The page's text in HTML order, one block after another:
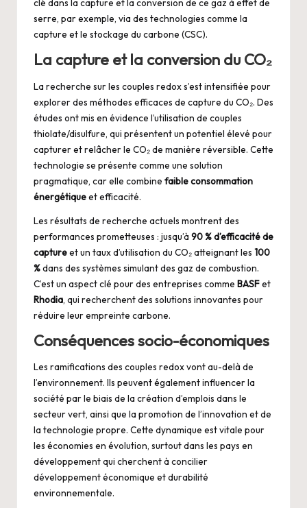
clé dans la capture et la conversion de ce gaz à effet de
serre, par exemple, via des technologies comme la
capture et le stockage du carbone (CSC).
La capture et la conversion du CO₂
La recherche sur les couples redox s’est intensifiée pour
explorer des méthodes efficaces de capture du CO₂. Des
études ont mis en évidence l’utilisation de couples
thiolate/disulfure, qui présentent un potentiel élevé pour
capturer et relâcher le CO₂ de manière réversible. Cette
technologie se présente comme une solution
pragmatique, car elle combine faible consommation
énergétiqueet efficacité.
Les résultats de recherche actuels montrent des
performances prometteuses : jusqu’à 90 % d’efficacité de
captureet un taux d’utilisation du CO₂ atteignant les 100
%dans des systèmes simulant des gaz de combustion.
C’est un aspect clé pour des entreprises comme BASFet
Rhodia, qui recherchent des solutions innovantes pour
réduire leur empreinte carbone.
Conséquences socio-économiques
Les ramifications des couples redox vont au-delà de
l’environnement. Ils peuvent également influencer la
société par le biais de la création d’emplois dans le
secteur vert, ainsi que la promotion de l’innovation et de
la technologie propre. Cette dynamique est vitale pour
les économies en évolution, surtout dans les pays en
développement qui cherchent à concilier
développement économique et durabilité
environnementale.